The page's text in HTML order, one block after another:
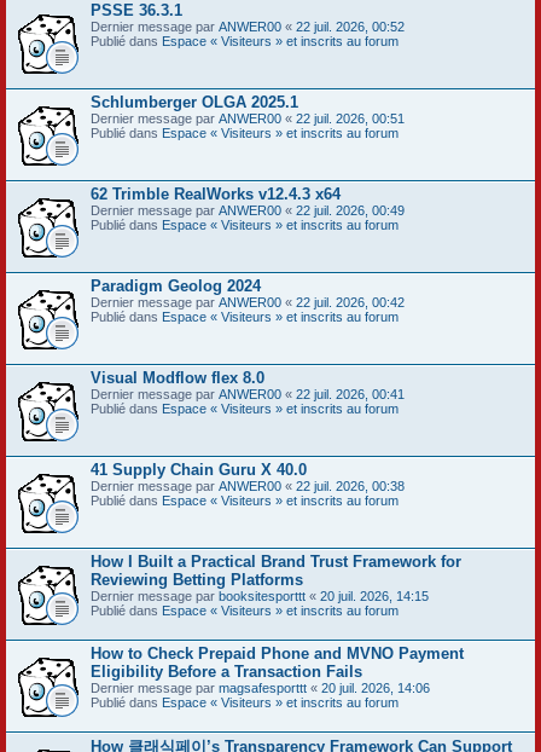
PSSE 36.3.1
Dernier message par ANWER00 « 22 juil. 2026, 00:52
Publié dans Espace « Visiteurs » et inscrits au forum
Schlumberger OLGA 2025.1
Dernier message par ANWER00 « 22 juil. 2026, 00:51
Publié dans Espace « Visiteurs » et inscrits au forum
62 Trimble RealWorks v12.4.3 x64
Dernier message par ANWER00 « 22 juil. 2026, 00:49
Publié dans Espace « Visiteurs » et inscrits au forum
Paradigm Geolog 2024
Dernier message par ANWER00 « 22 juil. 2026, 00:42
Publié dans Espace « Visiteurs » et inscrits au forum
Visual Modflow flex 8.0
Dernier message par ANWER00 « 22 juil. 2026, 00:41
Publié dans Espace « Visiteurs » et inscrits au forum
41 Supply Chain Guru X 40.0
Dernier message par ANWER00 « 22 juil. 2026, 00:38
Publié dans Espace « Visiteurs » et inscrits au forum
How I Built a Practical Brand Trust Framework for
Reviewing Betting Platforms
Dernier message par booksitesporttt « 20 juil. 2026, 14:15
Publié dans Espace « Visiteurs » et inscrits au forum
How to Check Prepaid Phone and MVNO Payment
Eligibility Before a Transaction Fails
Dernier message par magsafesporttt « 20 juil. 2026, 14:06
Publié dans Espace « Visiteurs » et inscrits au forum
How 클래식페이’s Transparency Framework Can Support